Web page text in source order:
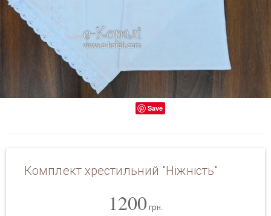
Save
Комплект хрестильний "Ніжність"
1200 грн.